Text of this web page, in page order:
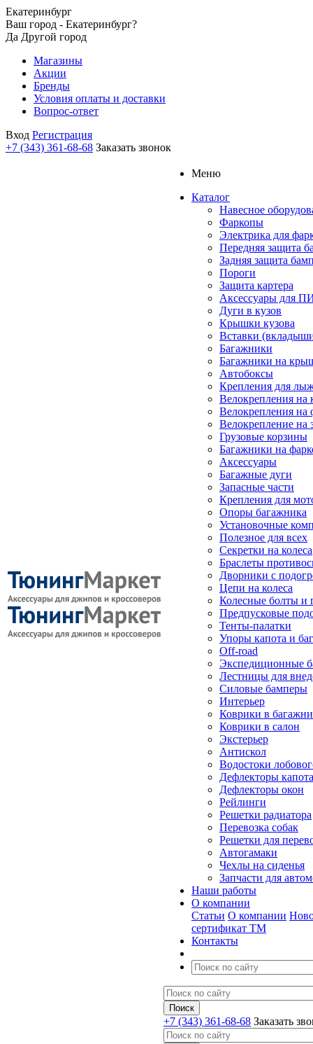
Екатеринбург
Ваш город - Екатеринбург?
Да Другой город
Магазины
Акции
Бренды
Условия оплаты и доставки
Вопрос-ответ
Вход Регистрация
+7 (343) 361-68-68 Заказать звонок
Меню
Каталог
Навесное
Фаркопы
Электрика для
Передняя защита
Задняя защита
Пороги
Защита картера
Аксессуары для
Дуги в кузов
Крышки кузова
Вставки
Багажники
Багажники на
Автобоксы
Крепления для
Велокрепления
Велокрепления на
Велокрепление на
Грузовые корзины
Багажники на
Аксессуары
Багажные дуги
Запасные части
Крепления для
Опоры багажника
Установочные
Полезное для всех
Секретки на колеса
Браслеты
Дворники с
Цепи на колеса
Колесные болты и
Предпусковые
Тенты-палатки
Упоры капота и
Off-road
Экспедиционные
Лестницы для
Силовые бамперы
Интерьер
Коврики в
Коврики в салон
Экстерьер
Антискол
Водостоки
Дефлекторы капота
Дефлекторы окон
Рейлинги
Решетки радиатора
Перевозка собак
Решетки для
Автогамаки
Чехлы на сиденья
Запчасти для
Наши работы
О компании
Статьи О компании
сертификат ТМ
Контакты
+7 (343) 361-68-68 Заказать